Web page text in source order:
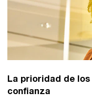
La prioridad de
confianza